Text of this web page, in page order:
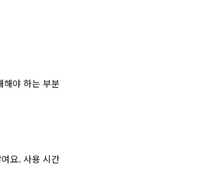
해야 하는 부분
요. 사용 시간